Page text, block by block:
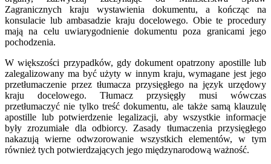
Zagranicznych kraju wystawienia dokumentu, a kończąc na
konsulacie lub ambasadzie kraju docelowego. Obie te procedury
mają na celu uwiarygodnienie dokumentu poza granicami jego
pochodzenia.
W większości przypadków, gdy dokument opatrzony apostille lub
zalegalizowany ma być użyty w innym kraju, wymagane jest jego
przetłumaczenie przez tłumacza przysięgłego na język urzędowy
kraju docelowego. Tłumacz przysięgły musi wówczas
przetłumaczyć nie tylko treść dokumentu, ale także samą klauzulę
apostille lub potwierdzenie legalizacji, aby wszystkie informacje
były zrozumiałe dla odbiorcy. Zasady tłumaczenia przysięgłego
nakazują wierne odwzorowanie wszystkich elementów, w tym
również tych potwierdzających jego międzynarodową ważność.